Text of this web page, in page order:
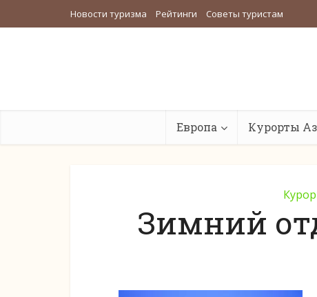
Новости туризма Рейтинги Советы туристам
Европа Курорты
Зимний